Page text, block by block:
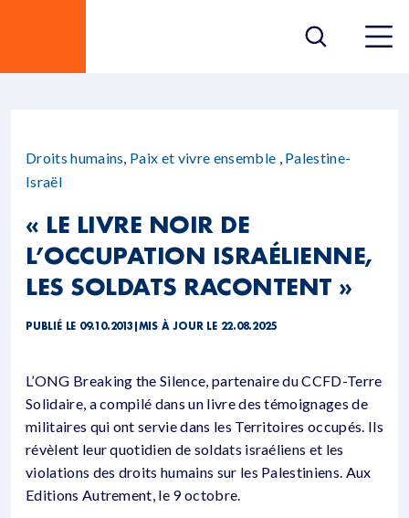
Droits humains, Paix et vivre ensemble , Palestine-
Israël
« LE LIVRE NOIR DE
L’OCCUPATION ISRAÉLIENNE,
LES SOLDATS RACONTENT »
PUBLIÉ LE 09.10.2013 MIS À JOUR LE 22.08.2025
L’ONG Breaking the Silence, partenaire du CCFD-Terre
Solidaire, a compilé dans un livre des témoignages de
militaires qui ont servie dans les Territoires occupés. Ils
révèlent leur quotidien de soldats israéliens et les
violations des droits humains sur les Palestiniens. Aux
Editions Autrement, le 9 octobre.